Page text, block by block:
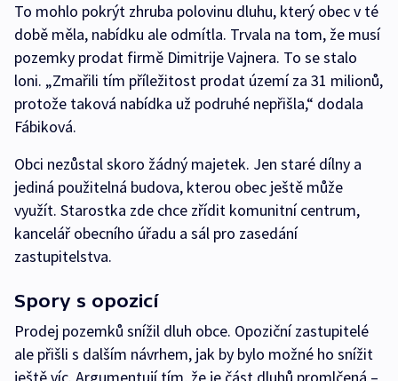
To mohlo pokrýt zhruba polovinu dluhu, který obec v té
době měla, nabídku ale odmítla. Trvala na tom, že musí
pozemky prodat firmě Dimitrije Vajnera. To se stalo
loni. „Zmařili tím příležitost prodat území za 31 milionů,
protože taková nabídka už podruhé nepřišla,“ dodala
Fábiková.
Obci nezůstal skoro žádný majetek. Jen staré dílny a
jediná použitelná budova, kterou obec ještě může
využít. Starostka zde chce zřídit komunitní centrum,
kancelář obecního úřadu a sál pro zasedání
zastupitelstva.
Spory s opozicí
Prodej pozemků snížil dluh obce. Opoziční zastupitelé
ale přišli s dalším návrhem, jak by bylo možné ho snížit